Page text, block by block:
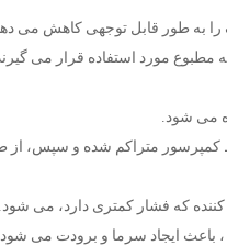
را به طور قابل توجهی کاهش می
مطبوع مورد استفاده قرار می
کمپرسور متراکم شده و سپس،
کننده که فشار کمتری دارد، می شود.
ایجاد سرما و برودت می شود.